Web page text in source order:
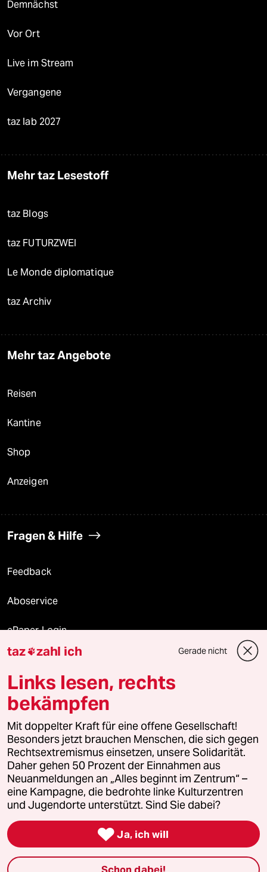
Demnächst
Vor Ort
Live im Stream
Vergangene
taz lab 2027
Mehr taz Lesestoff
taz Blogs
taz FUTURZWEI
Le Monde diplomatique
taz Archiv
Mehr taz Angebote
Reisen
Kantine
Shop
Anzeigen
Fragen & Hilfe
Feedback
Aboservice
ePaper Login
Downloads für Abonnierende
© 2026 taz Verlags und Vertriebs GmbH
Alle Rechte vorbehalten. Bei rechtlichen Fragen oder für Genehmigungen
wenden Sie sich bitte an
lizenzen@taz.de
Feedback Redaktionsstatut Kommune-Richtlinien
Leitlinie Informant Datenschutz Impressum AGB
Seitenwende Einwilligungen widerrufen (Ads)
taz zahl ich Gerade nicht
Links lesen, rechts
bekämpfen
Mit doppelter Kraft für eine offene Gesellschaft!
Besonders jetzt brauchen Menschen, die sich gegen
Rechtsextremismus einsetzen, unsere Solidarität.
Daher gehen 50 Prozent der Einnahmen aus
Neuanmeldungen an „Alles beginnt im Zentrum“ –
eine Kampagne, die bedrohte linke Kulturzentren
und Jugendorte unterstützt. Sind Sie dabei?
 Ja, ich will